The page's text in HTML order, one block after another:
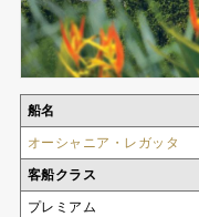
船名
オーシャニア・レガッタ
客船クラス
プレミアム